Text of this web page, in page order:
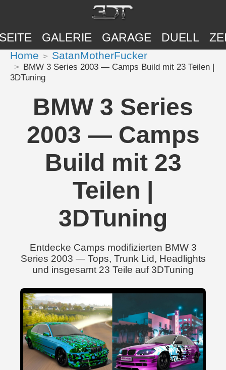
GALERIE GARAGE DUELL
Home SatanMotherFucker
BMW 3 Series 2003 — Camps Build mit 23 Teilen |
3DTuning
BMW 3 Series
2003 — Camps
Build mit 23
Teilen |
3DTuning
Entdecke Camps modifizierten BMW 3
Series 2003 — Tops, Trunk Lid, Headlights
und insgesamt 23 Teile auf 3DTuning